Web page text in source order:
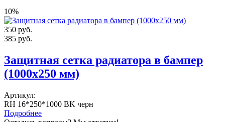
10%
350 руб.
385 руб.
Защитная сетка радиатора в бампер
(1000х250 мм)
Артикул:
RH 16*250*1000 BK черн
Подробнее